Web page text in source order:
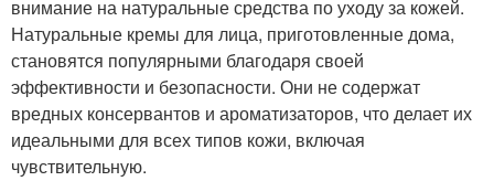
внимание на натуральные средства по уходу за кожей.
Натуральные кремы для лица, приготовленные дома,
становятся популярными благодаря своей
эффективности и безопасности. Они не содержат
вредных консервантов и ароматизаторов, что делает их
идеальными для всех типов кожи, включая
чувствительную.